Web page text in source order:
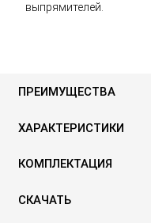
выпрямителей.
ПРЕИМУЩЕСТВА
ХАРАКТЕРИСТИКИ
КОМПЛЕКТАЦИЯ
СКАЧАТЬ